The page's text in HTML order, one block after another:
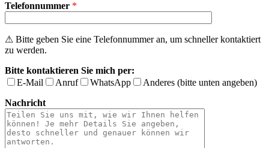
Telefonnummer *
⚠ Bitte geben Sie eine Telefonnummer an, um schneller kontaktiert
zu werden.
Bitte kontaktieren Sie mich per:
E-Mail
Anruf WhatsApp
Anderes (bitte unten angeben)
Nachricht